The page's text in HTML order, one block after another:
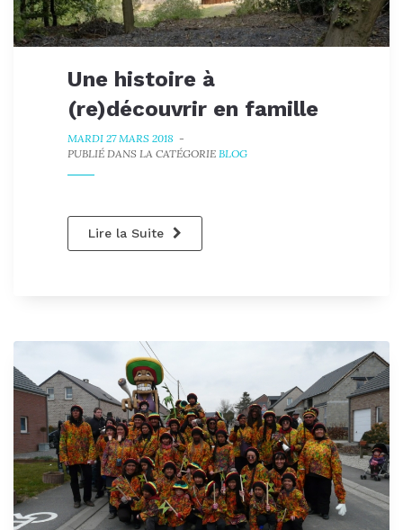
Une histoire à
(re)découvrir en famille
MARDI 27 MARS 2018 -
PUBLIÉ DANS LA CATÉGORIE BLOG
Lire la Suite